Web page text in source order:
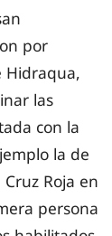
por
Hidraqua,
las
con la
la de
Roja en
persona